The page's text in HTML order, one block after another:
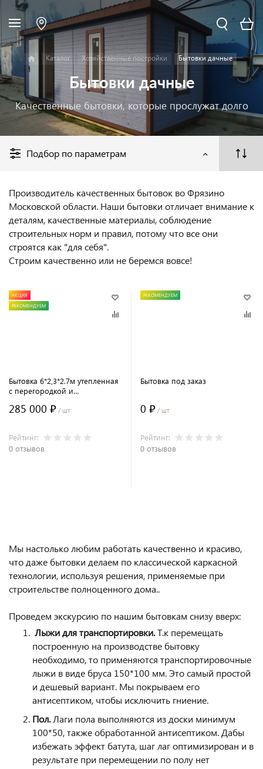
Каталог Хозяйственные постройки Бытовки дачные
Бытовки дачные
Качественные бытовки, которые прослужат долго
Подбор по параметрам
Производитель качественных бытовок во Фрязино
Московской области. Наши бытовки отличает внимание к
деталям, качественные материалы, соблюдение
строительных норм и правил, потому что все они
строятся как "для себя".
Строим качественно или не беремся вовсе!
АКЦИЯ
РЕКОМЕНДУЕМ
Бытовка 6*2,3*2.7м утепленная
с перегородкой и
285 000 ₽ / шт
Рейтинг:
0 отзывов
РЕКОМЕНДУЕМ
Бытовка под заказ
0 ₽ / шт
Рейтинг:
0 отзывов
Мы настолько любим работать качественно и красиво,
что даже бытовки делаем по классической каркасной
технологии, используя решения, применяемые при
строительстве полноценного дома..
Проведем экскурсию по нашим бытовкам снизу вверх:
Лыжи для транспортировки.Т.к перемещать
построенную на производстве бытовку
необходимо, то применяются транспортировочные
лыжи в виде бруса 150*100 мм. Это самый простой
и дешевый вариант. Мы покрываем его
антисептиком, чтобы исключить гниение.
Пол.Лаги пола выполняются из доски минимум
100*50, также обработанной антисептиком. Дабы
избежать эффект батута, шаг лаг оптимизирован и в
результате при перемещении по полу нет